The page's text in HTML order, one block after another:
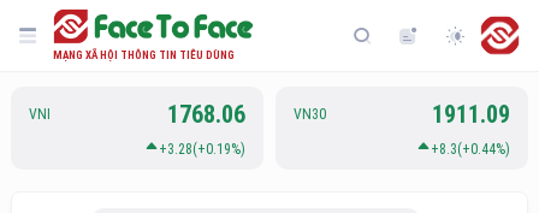
MẠNG XÃ HỘI THÔNG TIN TIÊU DÙNG
VNI 1768.06
+3.28(+0.19%)
VN30 1911.09
+8.3(+0.44%)